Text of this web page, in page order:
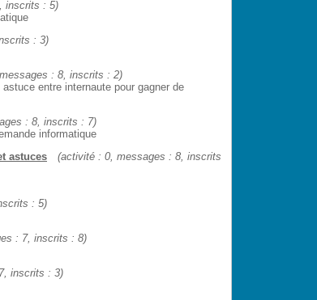
inscrits : 5)
: 3)
: 8, inscrits : 2)
entre internaute pour gagner de
: 8, inscrits : 7)
informatique
astuces
(activité : 0, messages : 8, inscrits
: 5)
: 7, inscrits : 8)
inscrits : 3)